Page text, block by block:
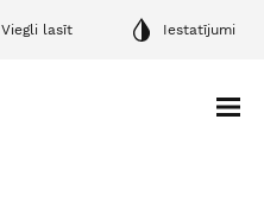
Viegli lasīt Iestatījumi